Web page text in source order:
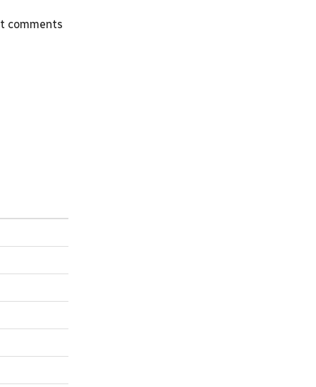
comments